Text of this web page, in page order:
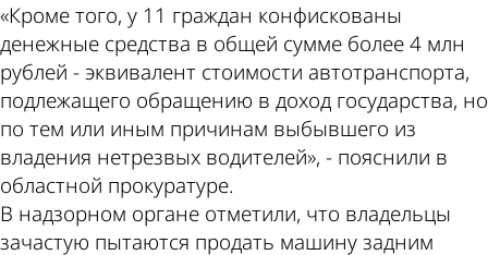
«Кроме того, у 11 граждан конфискованы
денежные средства в общей сумме более 4 млн
рублей - эквивалент стоимости автотранспорта,
подлежащего обращению в доход государства, но
по тем или иным причинам выбывшего из
владения нетрезвых водителей», - пояснили в
областной прокуратуре.
В надзорном органе отметили, что владельцы
зачастую пытаются продать машину задним